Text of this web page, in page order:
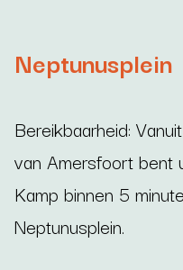
Neptunusplein
Bereikbaarheid:
van Amersfoort bent
Kamp binnen 5
Neptunusplein.